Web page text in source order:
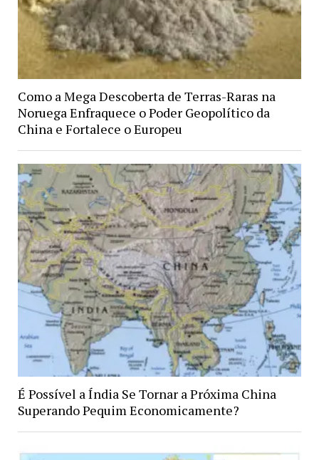
Como a Mega Descoberta de Terras-Raras na
Noruega Enfraquece o Poder Geopolítico da
China e Fortalece o Europeu
É Possível a Índia Se Tornar a Próxima China
Superando Pequim Economicamente?